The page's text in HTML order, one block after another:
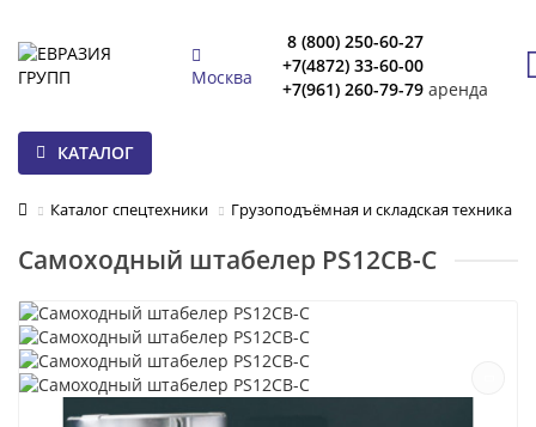
Москва
8 (800) 250-60-27
+7(4872) 33-60-00
+7(961) 260-79-79 аренда
КАТАЛОГ
Каталог спецтехники Грузоподъёмная и складская техника
Самоходный штабелер PS12CB-C